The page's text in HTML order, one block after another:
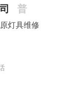
普
灯具维修